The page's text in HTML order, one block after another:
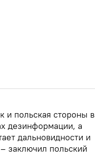
и польская стороны в
дезинформации, а
дальновидности и
заключил польский